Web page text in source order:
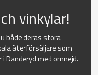
vinkylar!
både deras stora
återförsäljare som
Danderyd med omnejd.